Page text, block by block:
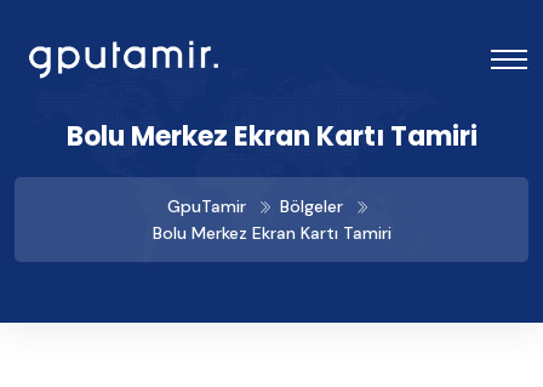
Bolu Merkez Ekran Kartı Tamiri
GpuTamir
Bölgeler
Bolu Merkez Ekran Kartı Tamiri